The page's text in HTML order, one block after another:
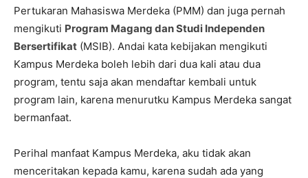
Pertukaran Mahasiswa Merdeka (PMM) dan juga pernah
mengikuti Program Magang dan Studi Independen
Bersertifikat (MSIB). Andai kata kebijakan mengikuti
Kampus Merdeka boleh lebih dari dua kali atau dua
program, tentu saja akan mendaftar kembali untuk
program lain, karena menurutku Kampus Merdeka sangat
bermanfaat.
Perihal manfaat Kampus Merdeka, aku tidak akan
menceritakan kepada kamu, karena sudah ada yang